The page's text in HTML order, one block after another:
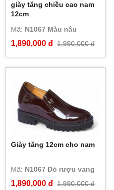
giày tăng chiều cao nam
12cm
Mã: N1067 Màu nâu
1,890,000 đ 1,990,000 đ
Giày tăng 12cm cho nam
Mã: N1067 Đỏ rượu vang
1,890,000 đ 1,990,000 đ